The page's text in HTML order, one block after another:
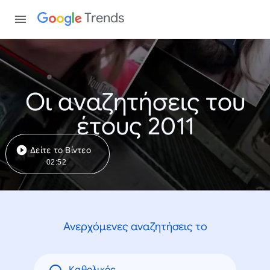
Trends
Οι αναζητήσεις του
έτους 2011
Δείτε το Βίντεο
02:52
Ανερχόμενες αναζητήσεις το